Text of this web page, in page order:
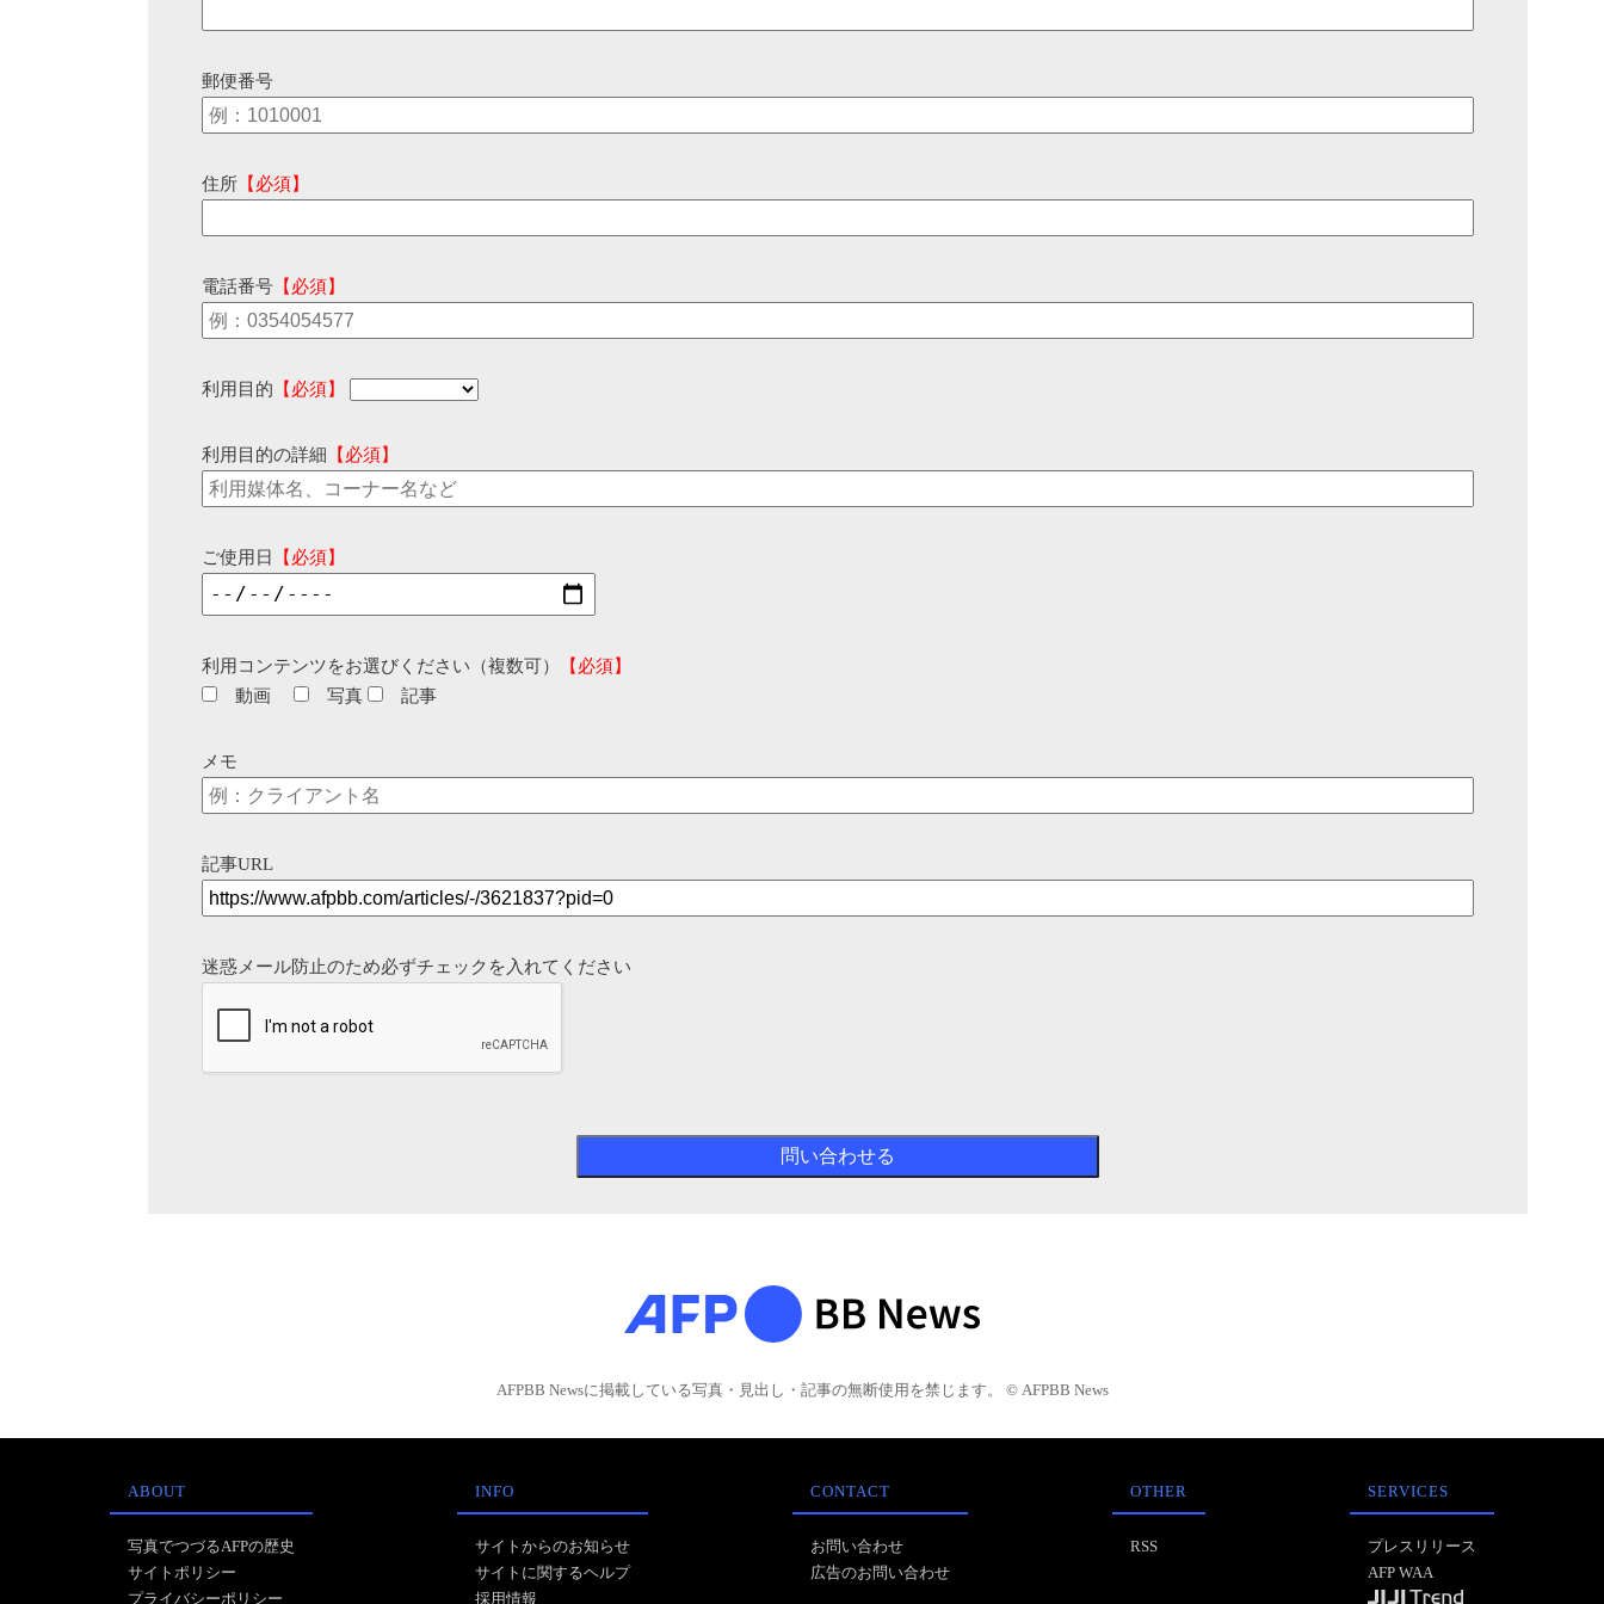
郵便番号
住所 【必須】
電話番号 【必須】
利用目的 【必須】
利用目的の詳細 【必須】
ご使用日 【必須】
利用コンテンツをお選びください（複数可）
【必須】
動画
写真 記事
メモ
記事URL
迷惑メール防止のため必ずチェックを入れてください
AFPBB Newsに掲載している写真・見出し・記事の無断使用を禁じます。 © AFPBB News
ABOUT
写真でつづるAFPの歴史
サイトポリシー
プライバシーポリシー
INFO
サイトからのお知らせ
サイトに関するヘルプ
採用情報
CONTACT
お問い合わせ
広告のお問い合わせ
OTHER
RSS
SERVICES
プレスリリース
AFP WAA